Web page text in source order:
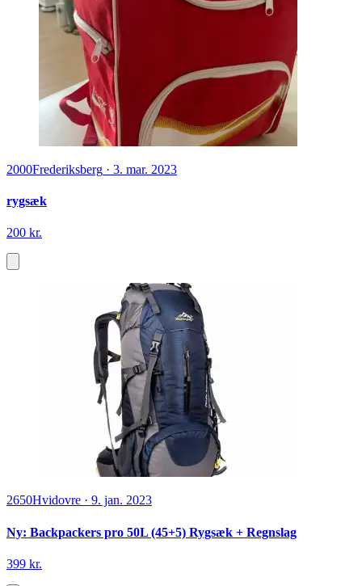
2000Frederiksberg · 3. mar. 2023
rygsæk
200 kr.
2650Hvidovre · 9. jan. 2023
Ny: Backpackers pro 50L (45+5) Rygsæk + Regnslag
399 kr.